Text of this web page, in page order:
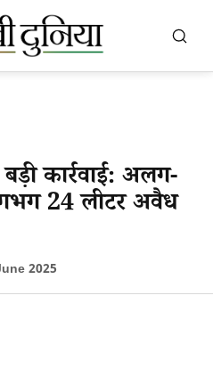
कार्रवाई: अलग-
24 लीटर अवैध
2025